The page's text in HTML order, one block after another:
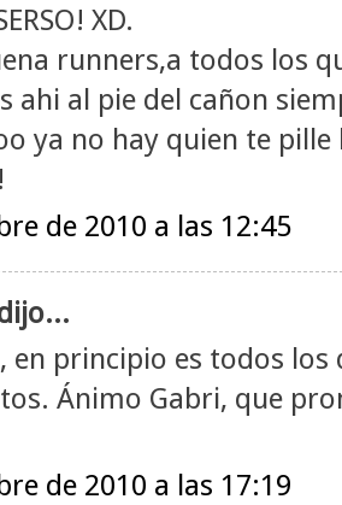
XD.
runners,a todos los
ahi al pie del cañon
ya no hay quien te pille
de 2010 a las 12:45
en principio es todos los
Ánimo Gabri, que
de 2010 a las 17:19